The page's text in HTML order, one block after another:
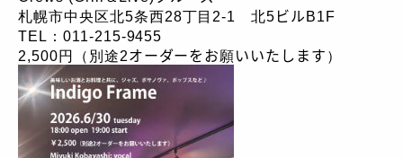
札幌市中央区北5条西28丁目2-1 北5ビルB1F
TEL：011-215-9455
2,500円（別途2オーダーをお願いいたします）